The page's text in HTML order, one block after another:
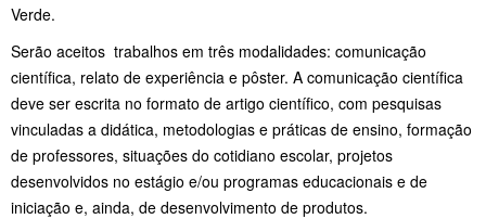
Verde.
Serão aceitos trabalhos em três modalidades: comunicação
científica, relato de experiência e pôster. A comunicação científica
deve ser escrita no formato de artigo científico, com pesquisas
vinculadas a didática, metodologias e práticas de ensino, formação
de professores, situações do cotidiano escolar, projetos
desenvolvidos no estágio e/ou programas educacionais e de
iniciação e, ainda, de desenvolvimento de produtos.